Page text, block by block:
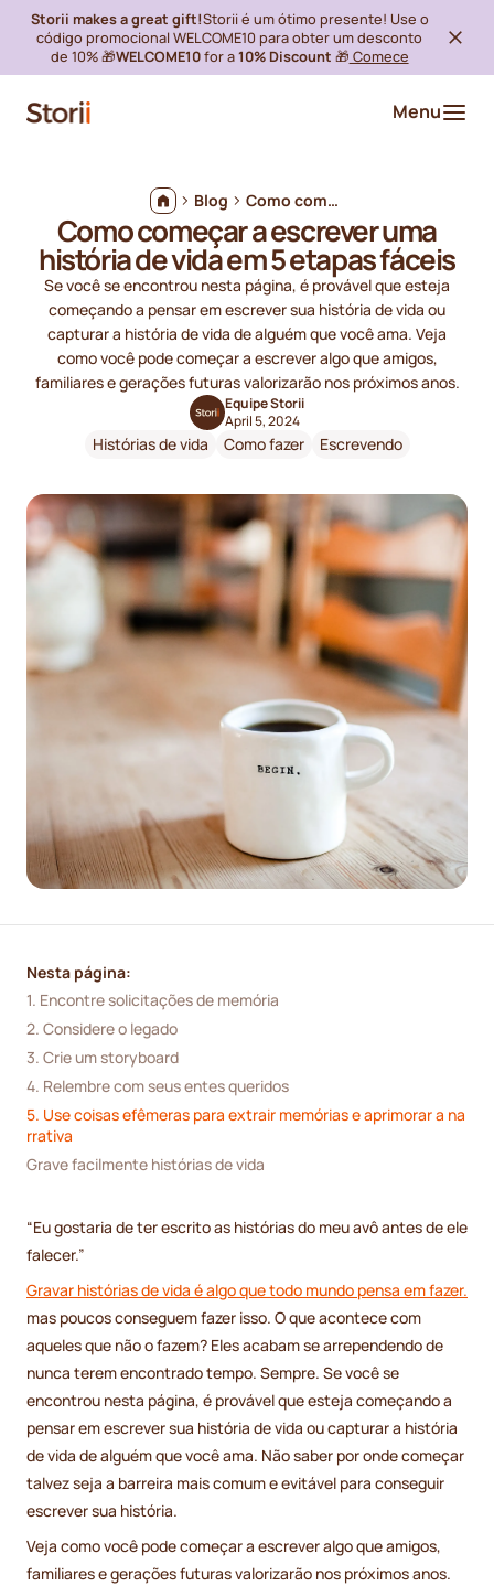
Storii makes a great gift!Storii é um ótimo presente! Use o
código promocional WELCOME10 para obter um desconto
de 10% 🎁WELCOME10for a10% Discount 🎁 Comece
Menu
Blog Como começar a escrever uma história de vida em 5 etapas fáceis
Como começar a escrever uma
história de vida em 5 etapas fáceis
Se você se encontrou nesta página, é provável que esteja
começando a pensar em escrever sua história de vida ou
capturar a história de vida de alguém que você ama. Veja
como você pode começar a escrever algo que amigos,
familiares e gerações futuras valorizarão nos próximos anos.
Equipe Storii
April 5, 2024
Histórias de vida Como fazer Escrevendo
Nesta página:
1. Encontre solicitações de memória
2. Considere o legado
3. Crie um storyboard
4. Relembre com seus entes queridos
5. Use coisas efêmeras para extrair memórias e aprimorar a na
rrativa
Grave facilmente histórias de vida
“Eu gostaria de ter escrito as histórias do meu avô antes de ele
falecer.”
Gravar histórias de vida é algo que todo mundo pensa em fazer.
mas poucos conseguem fazer isso. O que acontece com
aqueles que não o fazem? Eles acabam se arrependendo de
nunca terem encontrado tempo. Sempre. Se você se
encontrou nesta página, é provável que esteja começando a
pensar em escrever sua história de vida ou capturar a história
de vida de alguém que você ama. Não saber por onde começar
talvez seja a barreira mais comum e evitável para conseguir
escrever sua história.
Veja como você pode começar a escrever algo que amigos,
familiares e gerações futuras valorizarão nos próximos anos.